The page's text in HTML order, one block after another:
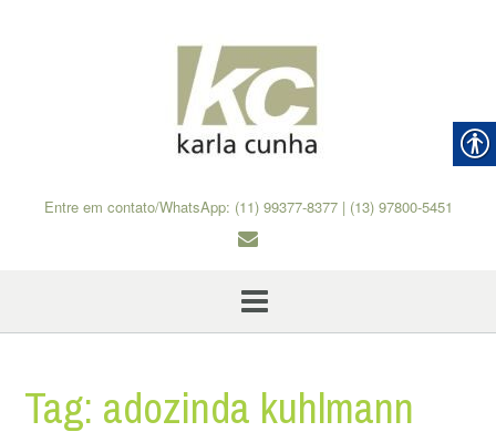
Entre em contato/WhatsApp: (11) 99377-8377 | (13) 97800-5451
Tag: adozinda kuhlmann